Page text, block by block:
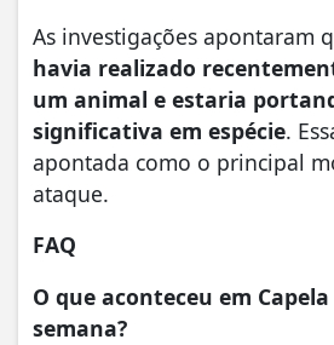
As investigações apontaram
havia realizado
um animal e estaria
significativa em espécie.
apontada como o principal
ataque.
FAQ
O que aconteceu em
semana?